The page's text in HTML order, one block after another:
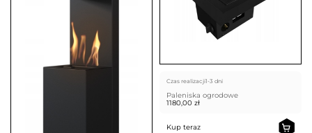
Czas realizacji1-3 dni
Paleniska ogrodowe
1180,00 zł
Kup teraz